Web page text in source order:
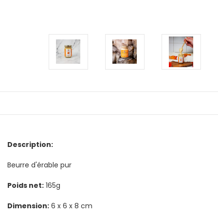
Description:
Beurre d'érable pur
Poids net: 165g
Dimension: 6 x 6 x 8 cm